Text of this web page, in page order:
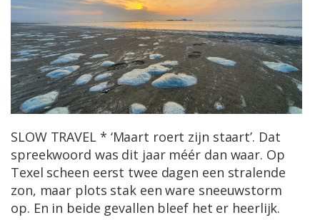
SLOW TRAVEL * ‘Maart roert zijn staart’. Dat
spreekwoord was dit jaar méér dan waar. Op
Texel scheen eerst twee dagen een stralende
zon, maar plots stak een ware sneeuwstorm
op. En in beide gevallen bleef het er heerlijk.